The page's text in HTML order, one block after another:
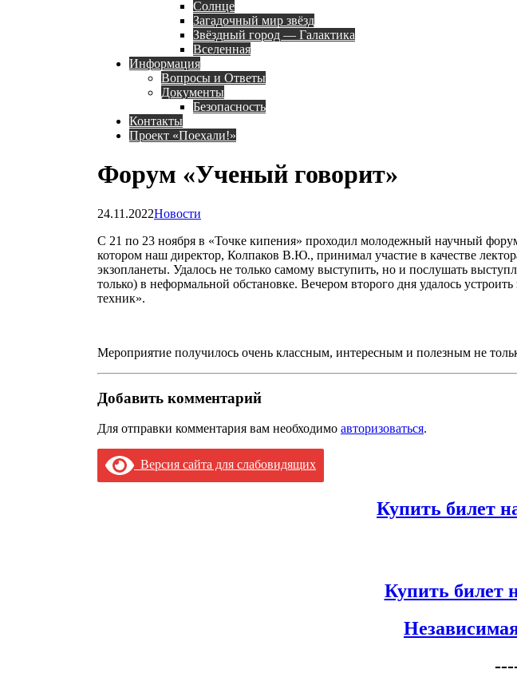
Солнце
Загадочный мир звёзд
Звёздный город — Галактика
Вселенная
Информация
Вопросы и Ответы
Документы
Безопасность
Контакты
Проект «Поехали!»
Форум «Ученый говорит»
24.11.2022Новости
С 21 по 23 ноября в «Точке кипения» проходил молодежный научный
котором наш директор, Колпаков В.Ю., принимал участие в качестве
экзопланеты. Удалось не только самому выступить, но и послушать
только) в неформальной обстановке. Вечером второго дня удалось
техник».
Мероприятие получилось очень классным, интересным и полезным не
Добавить комментарий
Для отправки комментария вам необходимо авторизоваться.
Версия сайта для слабовидящих
Купить билет
Купить билет